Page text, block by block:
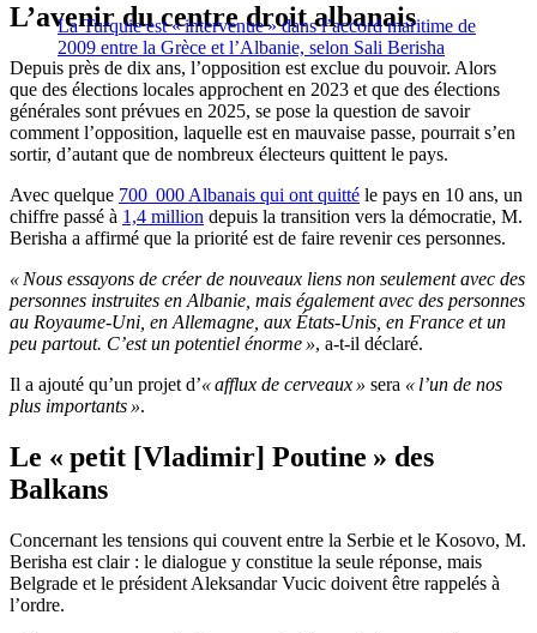
La Turquie est « intervenue » dans l’accord maritime de
2009 entre la Grèce et l’Albanie, selon Sali Berisha
L’avenir du centre droit albanais
Depuis près de dix ans, l’opposition est exclue du pouvoir. Alors
que des élections locales approchent en 2023 et que des élections
générales sont prévues en 2025, se pose la question de savoir
comment l’opposition, laquelle est en mauvaise passe, pourrait s’en
sortir, d’autant que de nombreux électeurs quittent le pays.
Avec quelque 700 000 Albanais qui ont quitté le pays en 10 ans, un
chiffre passé à 1,4 million depuis la transition vers la démocratie, M.
Berisha a affirmé que la priorité est de faire revenir ces personnes.
« Nous essayons de créer de nouveaux liens non seulement avec des
personnes instruites en Albanie, mais également avec des personnes
au Royaume-Uni, en Allemagne, aux États-Unis, en France et un
peu partout. C’est un potentiel énorme », a-t-il déclaré.
Il a ajouté qu’un projet d’« afflux de cerveaux » sera « l’un de nos
plus importants ».
Le « petit [Vladimir] Poutine » des
Balkans
Concernant les tensions qui couvent entre la Serbie et le Kosovo, M.
Berisha est clair : le dialogue y constitue la seule réponse, mais
Belgrade et le président Aleksandar Vucic doivent être rappelés à
l’ordre.